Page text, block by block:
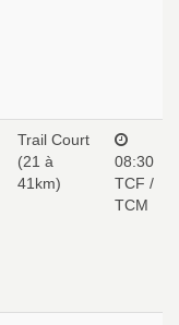
Trail Court
(21 à
41km)
08:30
TCF /
TCM